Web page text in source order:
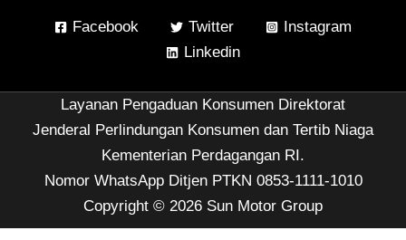
Facebook Twitter
Instagram
Linkedin
Layanan Pengaduan Konsumen Direktorat
Jenderal Perlindungan Konsumen dan Tertib Niaga
Kementerian Perdagangan RI.
Nomor WhatsApp Ditjen PTKN 0853-1111-1010
Copyright © 2026 Sun Motor Group